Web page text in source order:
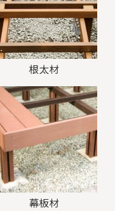
根太材
幕板材